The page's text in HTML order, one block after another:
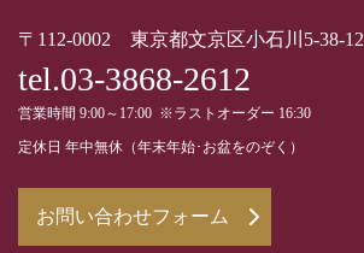
〒112-0002 東京都文京区小石川5-38-12
tel.03-3868-2612
営業時間 9:00～17:00 ※ラストオーダー 16:30
定休日 年中無休（年末年始･お盆をのぞく）
お問い合わせフォーム